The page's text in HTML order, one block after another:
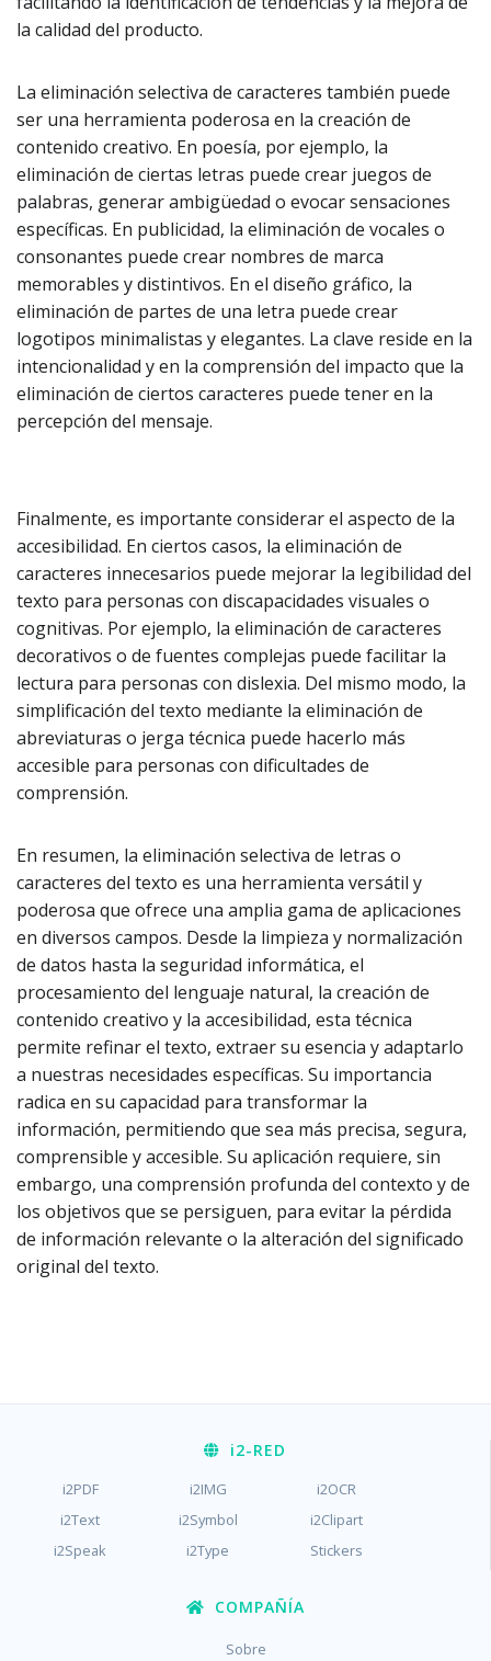
la calidad del producto.
La eliminación selectiva de caracteres también puede
ser una herramienta poderosa en la creación de
contenido creativo. En poesía, por ejemplo, la
eliminación de ciertas letras puede crear juegos de
palabras, generar ambigüedad o evocar sensaciones
específicas. En publicidad, la eliminación de vocales o
consonantes puede crear nombres de marca
memorables y distintivos. En el diseño gráfico, la
eliminación de partes de una letra puede crear
logotipos minimalistas y elegantes. La clave reside en la
intencionalidad y en la comprensión del impacto que la
eliminación de ciertos caracteres puede tener en la
percepción del mensaje.
Finalmente, es importante considerar el aspecto de la
accesibilidad. En ciertos casos, la eliminación de
caracteres innecesarios puede mejorar la legibilidad del
texto para personas con discapacidades visuales o
cognitivas. Por ejemplo, la eliminación de caracteres
decorativos o de fuentes complejas puede facilitar la
lectura para personas con dislexia. Del mismo modo, la
simplificación del texto mediante la eliminación de
abreviaturas o jerga técnica puede hacerlo más
accesible para personas con dificultades de
comprensión.
En resumen, la eliminación selectiva de letras o
caracteres del texto es una herramienta versátil y
poderosa que ofrece una amplia gama de aplicaciones
en diversos campos. Desde la limpieza y normalización
de datos hasta la seguridad informática, el
procesamiento del lenguaje natural, la creación de
contenido creativo y la accesibilidad, esta técnica
permite refinar el texto, extraer su esencia y adaptarlo
a nuestras necesidades específicas. Su importancia
radica en su capacidad para transformar la
información, permitiendo que sea más precisa, segura,
comprensible y accesible. Su aplicación requiere, sin
embargo, una comprensión profunda del contexto y de
los objetivos que se persiguen, para evitar la pérdida
de información relevante o la alteración del significado
original del texto.
i2-RED
i2PDF i2IMG
i2OCR
i2Text
i2Symbol
i2Clipart
i2Speak
i2Type Stickers
COMPAÑÍA
Sobre